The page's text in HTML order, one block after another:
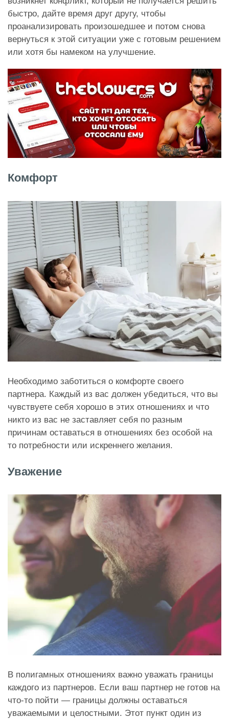
быстро, дайте время друг другу, чтобы
проанализировать произошедшее и потом снова
вернуться к этой ситуации уже с готовым решением
или хотя бы намеком на улучшение.
Комфорт
Необходимо заботиться о комфорте своего
партнера. Каждый из вас должен убедиться, что вы
чувствуете себя хорошо в этих отношениях и что
никто из вас не заставляет себя по разным
причинам оставаться в отношениях без особой на
то потребности или искреннего желания.
Уважение
В полигамных отношениях важно уважать границы
каждого из партнеров. Если ваш партнер не готов на
что-то пойти — границы должны оставаться
уважаемыми и целостными. Этот пункт один из